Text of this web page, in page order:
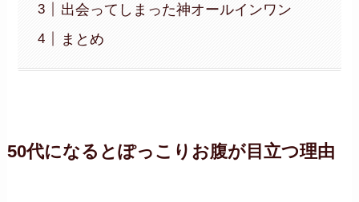
出会ってしまった神オールインワン
まとめ
50代になるとぽっこりお腹が目立つ理由